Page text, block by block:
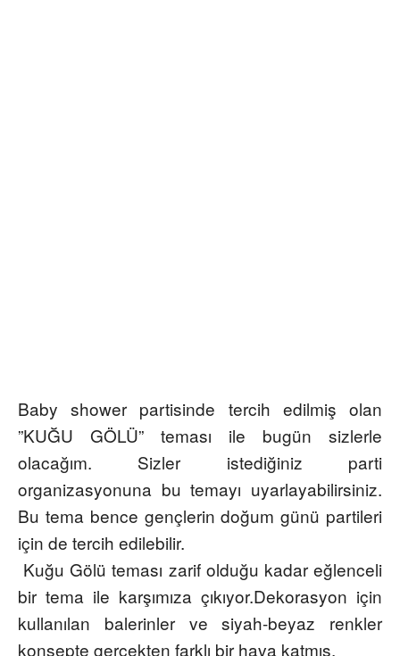
Baby shower partisinde tercih edilmiş olan
”KUĞU GÖLÜ” teması ile bugün sizlerle
olacağım. Sizler istediğiniz parti
organizasyonuna bu temayı uyarlayabilirsiniz.
Bu tema bence gençlerin doğum günü partileri
için de tercih edilebilir.
Kuğu Gölü teması zarif olduğu kadar eğlenceli
bir tema ile karşımıza çıkıyor.Dekorasyon için
kullanılan balerinler ve siyah-beyaz renkler
konsepte gerçekten farklı bir hava katmış.